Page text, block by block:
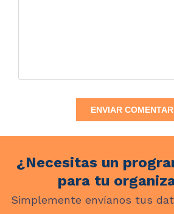
¿Necesitas un
para tu
Simplemente envíanos tus